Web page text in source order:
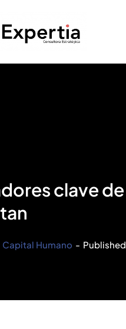
clave
Capital Humano -